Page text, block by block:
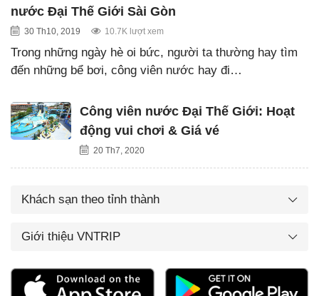
nước Đại Thế Giới Sài Gòn
30 Th10, 2019 10.7K lượt xem
Trong những ngày hè oi bức, người ta thường hay tìm
đến những bể bơi, công viên nước hay đi…
Công viên nước Đại Thế Giới: Hoạt
động vui chơi & Giá vé
20 Th7, 2020
Khách sạn theo tỉnh thành
Giới thiệu VNTRIP